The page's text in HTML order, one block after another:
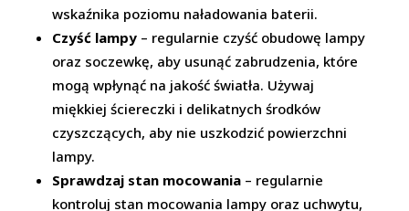
wskaźnika poziomu naładowania baterii.
Czyść lampy – regularnie czyść obudowę lampy
oraz soczewkę, aby usunąć zabrudzenia, które
mogą wpłynąć na jakość światła. Używaj
miękkiej ściereczki i delikatnych środków
czyszczących, aby nie uszkodzić powierzchni
lampy.
Sprawdzaj stan mocowania – regularnie
kontroluj stan mocowania lampy oraz uchwytu,